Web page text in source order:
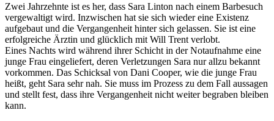
Zwei Jahrzehnte ist es her, dass Sara Linton nach einem Barbesuch
vergewaltigt wird. Inzwischen hat sie sich wieder eine Existenz
aufgebaut und die Vergangenheit hinter sich gelassen. Sie ist eine
erfolgreiche Ärztin und glücklich mit Will Trent verlobt.
Eines Nachts wird während ihrer Schicht in der Notaufnahme eine
junge Frau eingeliefert, deren Verletzungen Sara nur allzu bekannt
vorkommen. Das Schicksal von Dani Cooper, wie die junge Frau
heißt, geht Sara sehr nah. Sie muss im Prozess zu dem Fall aussagen
und stellt fest, dass ihre Vergangenheit nicht weiter begraben bleiben
kann.